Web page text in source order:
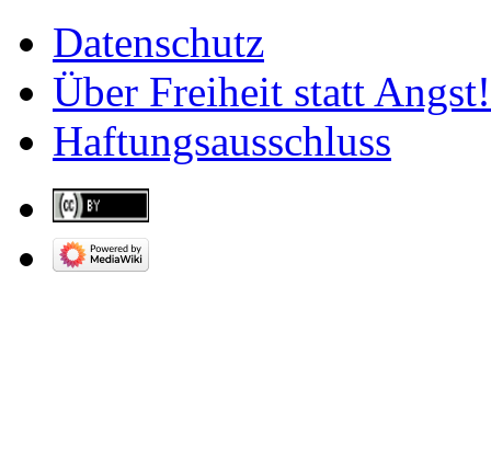
Datenschutz
Über Freiheit statt Angst!
Haftungsausschluss